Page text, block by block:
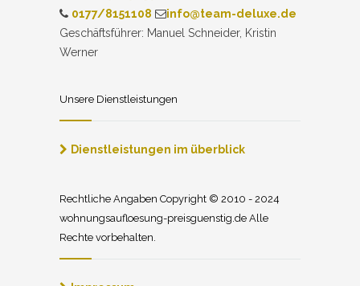
0177/8151108
info@team-deluxe.de
Geschäftsführer: Manuel Schneider, Kristin
Werner
Unsere Dienstleistungen
Dienstleistungen im überblick
Rechtliche Angaben Copyright © 2010 - 2024
wohnungsaufloesung-preisguenstig.de Alle
Rechte vorbehalten.